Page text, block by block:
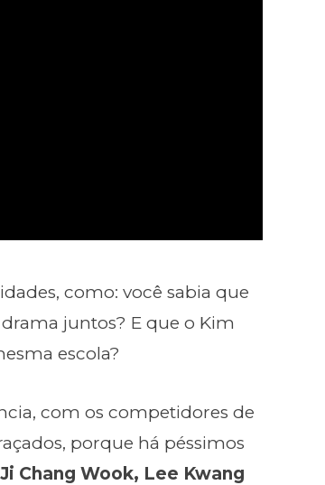
como: você sabia que
juntos? E que o Kim
escola?
com os competidores de
porque há péssimos
Chang Wook, Lee Kwang